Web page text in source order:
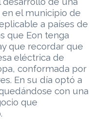
el municipio de
a países de
que Eon tenga
que recordar que
eléctrica de
conformada por
En su día optó a
con una
que